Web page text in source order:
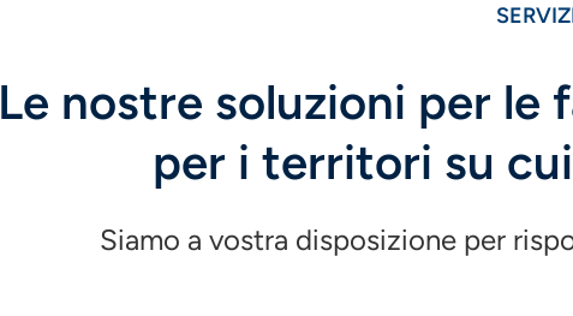
Le nostre soluzioni per le
per i territori su
Siamo a vostra disposizione per